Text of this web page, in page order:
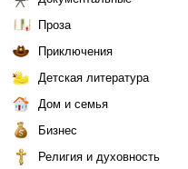
Проза
Приключения
Детская литература
Дом и семья
Бизнес
Религия и духовность